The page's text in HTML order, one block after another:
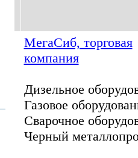
МегаСиб, торговая
компания
Дизельное
Газовое
Сварочное
Черный